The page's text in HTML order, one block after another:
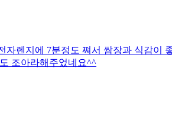
렌지에 7분정도 쪄서 쌈장과 식감이
조아라해주었네요^^